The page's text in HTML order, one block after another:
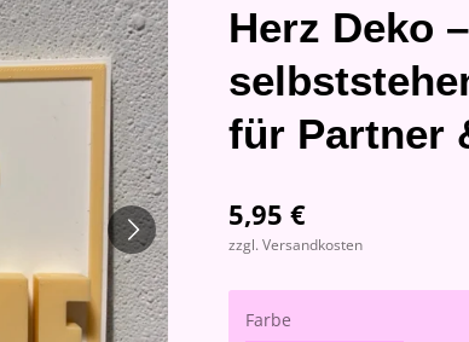
Herz Deko
für Partner
5,95 €
zzgl. Versandkosten
Farbe